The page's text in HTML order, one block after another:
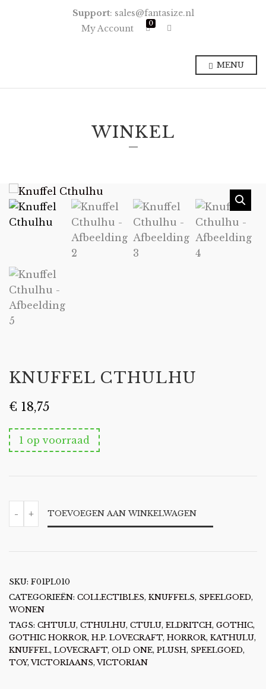
Support: sales@fantasize.nl
My Account
0 E
r
s
r
m
MENU
WINKEL
KNUFFEL CTHULHU
€ 18,75
1 op voorraad
-
CTHULHU
AANTAL
+ TOEVOEGEN AAN WINKELWAGEN
SKU: F01PL010
CATEGORIEËN: COLLECTIBLES, KNUFFELS, SPEELGOED,
WONEN
TAGS: CHTULU, CTHULHU, CTULU, ELDRITCH, GOTHIC,
GOTHIC HORROR, H.P. LOVECRAFT, HORROR, KATHULU,
KNUFFEL, LOVECRAFT, OLD ONE, PLUSH, SPEELGOED,
TOY,VICTORIAANS,VICTORIAN